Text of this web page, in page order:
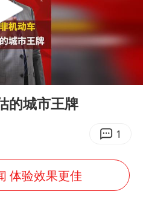
央视新主播李秋莹母校发文祝贺
火把节被抹成黑猫
的城市王牌
1
体验效果更佳